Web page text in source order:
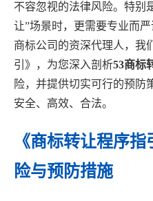
不容忽视的法律风险。特别
让”场景时，更需要专业而
商标公司的资深代理人，我
引》，为您深入剖析53商标
险，并提供切实可行的预防
安全、高效、合法。
《商标转让程序
险与预防措施